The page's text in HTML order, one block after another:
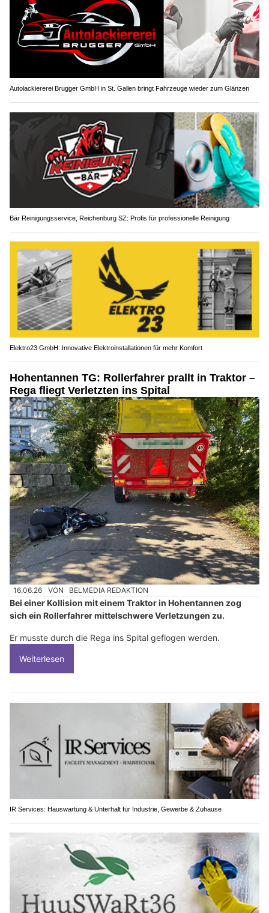
Autolackiererei Brugger GmbH in St. Gallen bringt Fahrzeuge wieder zum Glänzen
Bär Reinigungsservice, Reichenburg SZ: Profis für professionelle Reinigung
Elektro23 GmbH: Innovative Elektroinstallationen für mehr Komfort
Hohentannen TG: Rollerfahrer prallt in Traktor –
Rega fliegt Verletzten ins Spital
16.06.26 VON BELMEDIA REDAKTION
Bei einer Kollision mit einem Traktor in Hohentannen zog
sich ein Rollerfahrer mittelschwere Verletzungen zu.
Er musste durch die Rega ins Spital geflogen werden.
Weiterlesen
IR Services: Hauswartung & Unterhalt für Industrie, Gewerbe & Zuhause